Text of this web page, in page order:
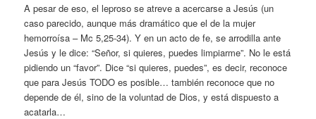
A pesar de eso, el leproso se atreve a acercarse a Jesús (un
caso parecido, aunque más dramático que el de la mujer
hemorroísa – Mc 5,25-34). Y en un acto de fe, se arrodilla ante
Jesús y le dice: “Señor, si quieres, puedes limpiarme”. No le está
pidiendo un “favor”. Dice “si quieres, puedes”, es decir, reconoce
que para Jesús TODO es posible… también reconoce que no
depende de él, sino de la voluntad de Dios, y está dispuesto a
acatarla…